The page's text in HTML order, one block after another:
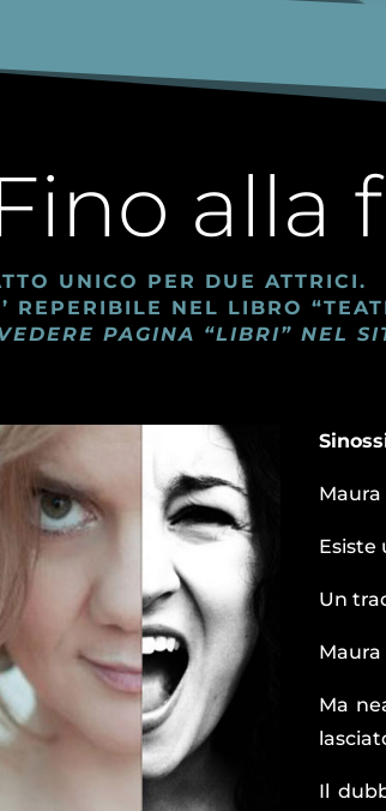
alla
UNICO PER DUE ATTRICI.
REPERIBILE NEL LIBRO
PAGINA “LIBRI” NEL
Esiste
Un
Maura
Ma
Il